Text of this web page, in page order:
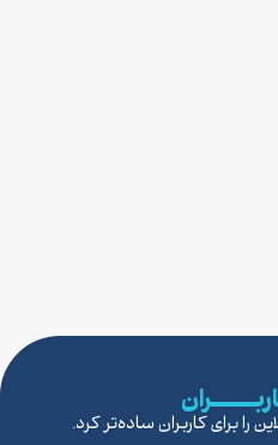
را برای کاربران ساده‌تر کرد.